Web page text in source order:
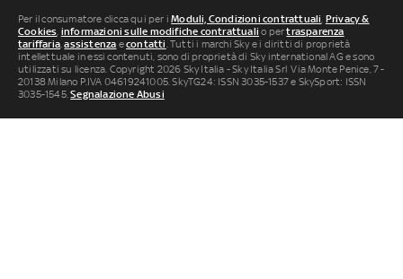
Per il consumatore clicca qui per iModuli, Condizioni contrattuali, Privacy &
Cookies, informazioni sulle modifiche contrattuali o pertrasparenza
tariffaria,assistenza econtatti. Tutti i marchi Sky e i diritti di proprietà
intellettuale in essi contenuti, sono di proprietà di Sky international AG e sono
utilizzati su licenza. Copyright 2026 Sky Italia - Sky Italia Srl Via Monte Penice, 7 -
20138 Milano P.IVA 04619241005. SkyTG24: ISSN 3035-1537 e SkySport: ISSN
3035-1545.Segnalazione Abusi